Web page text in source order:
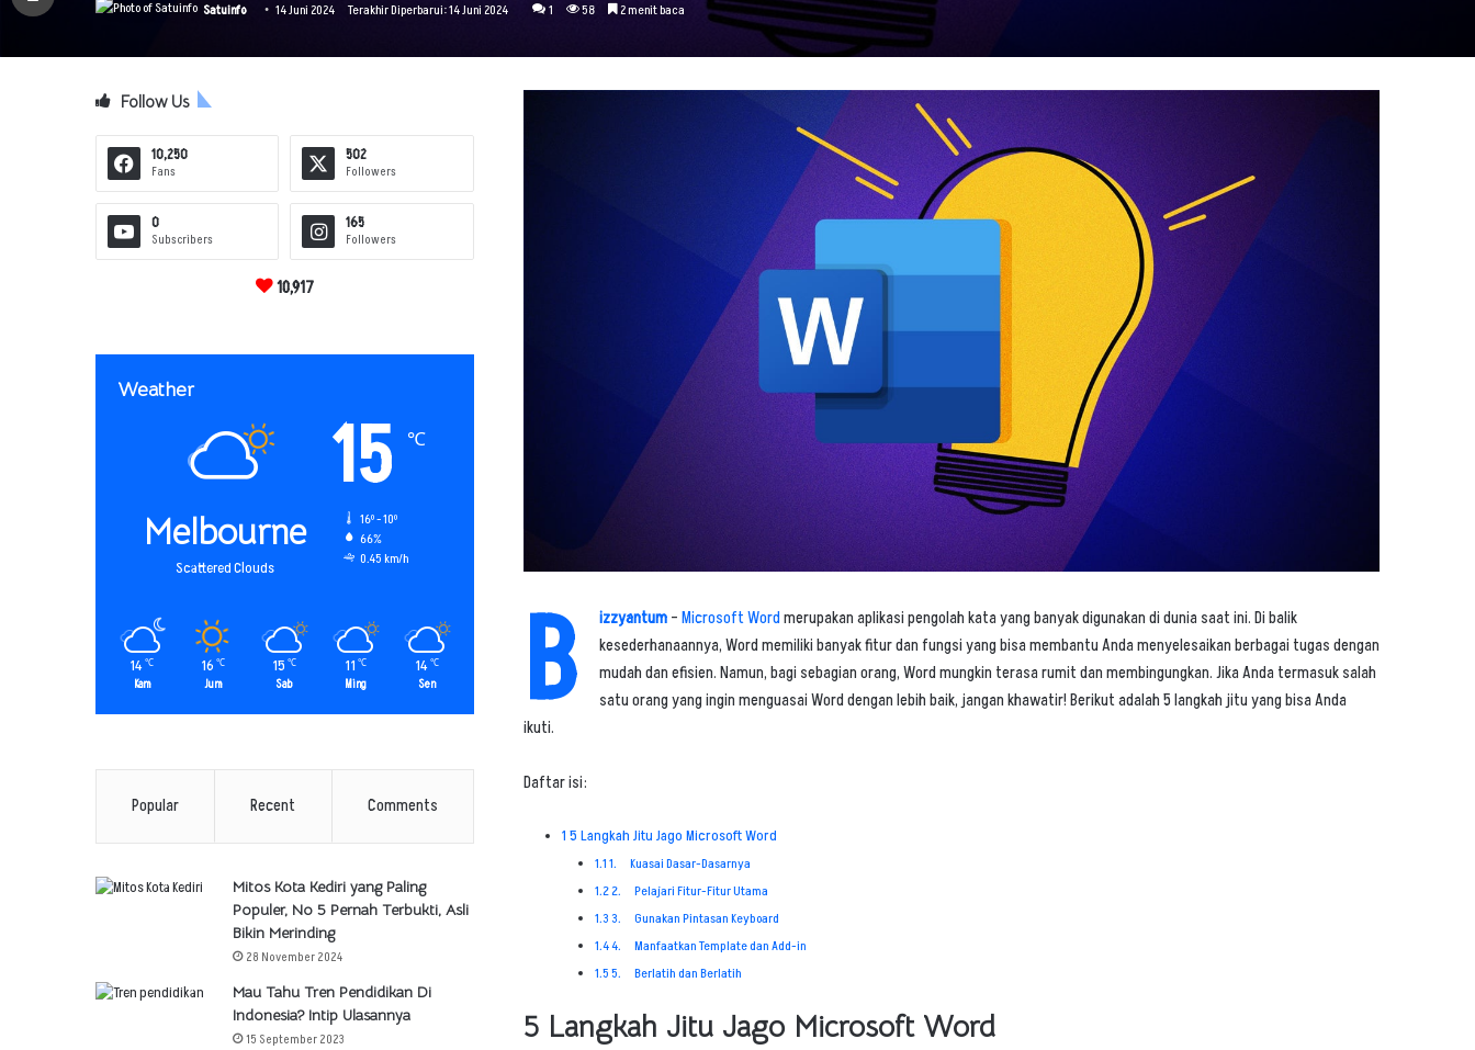
Satuinfo 14 Juni 2024 Terakhir Diperbarui: 14 Juni 2024 1 58 2 menit baca
B izzyantum–Microsoft Wordmerupakan aplikasi pengolah kata yang banyak digunakan di dunia saat ini. Di balik
kesederhanaannya, Word memiliki banyak fitur dan fungsi yang bisa membantu Anda menyelesaikan berbagai tugas dengan
mudah dan efisien. Namun, bagi sebagian orang, Word mungkin terasa rumit dan membingungkan. Jika Anda termasuk salah
satu orang yang ingin menguasai Word dengan lebih baik, jangan khawatir! Berikut adalah 5 langkah jitu yang bisa Anda
ikuti.
Daftar isi:
1 5 Langkah Jitu Jago Microsoft Word
1.11. Kuasai Dasar-Dasarnya
1.22. Pelajari Fitur-Fitur Utama
1.33. Gunakan Pintasan Keyboard
1.44. Manfaatkan Template dan Add-in
1.55. Berlatih dan Berlatih
5 Langkah Jitu Jago Microsoft Word
Follow Us
10,250
Fans
502
Followers
0
Subscribers
165
Followers
10,917
Weather
Melbourne
Scattered Clouds
15 ℃
16º - 10º
66%
0.45 km/h
14℃
Kam
16 ℃
Jum
15 ℃
Sab
11 ℃
Ming
14 ℃
Sen
Popular Recent Comments
Mitos Kota Kediri yang Paling
Populer, No 5 Pernah Terbukti, Asli
Bikin Merinding
28 November 2024
Mau Tahu Tren Pendidikan Di
Indonesia? Intip Ulasannya
15 September 2023